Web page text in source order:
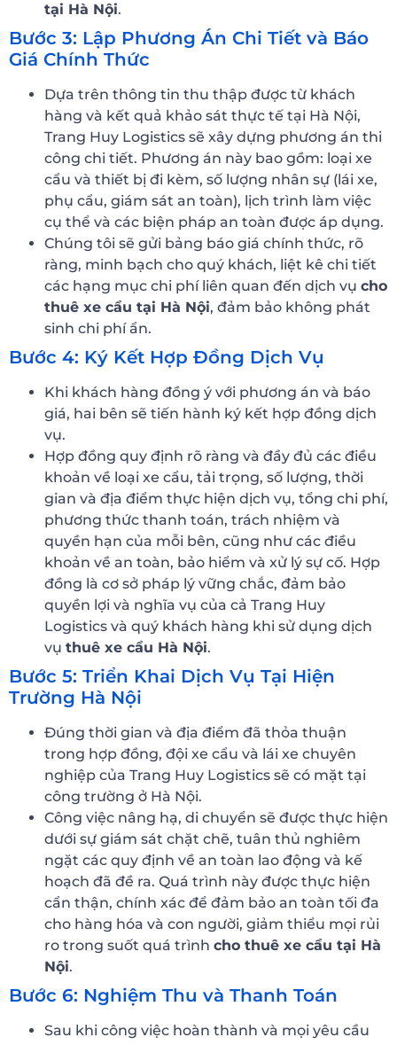
tại Hà Nội.
Bước 3: Lập Phương Án Chi Tiết và Báo
Giá Chính Thức
Dựa trên thông tin thu thập được từ khách
hàng và kết quả khảo sát thực tế tại Hà Nội,
Trang Huy Logistics sẽ xây dựng phương án thi
công chi tiết. Phương án này bao gồm: loại xe
cẩu và thiết bị đi kèm, số lượng nhân sự (lái xe,
phụ cẩu, giám sát an toàn), lịch trình làm việc
cụ thể và các biện pháp an toàn được áp dụng.
Chúng tôi sẽ gửi bảng báo giá chính thức, rõ
ràng, minh bạch cho quý khách, liệt kê chi tiết
các hạng mục chi phí liên quan đến dịch vụ cho
thuê xe cẩu tại Hà Nội, đảm bảo không phát
sinh chi phí ẩn.
Bước 4: Ký Kết Hợp Đồng Dịch Vụ
Khi khách hàng đồng ý với phương án và báo
giá, hai bên sẽ tiến hành ký kết hợp đồng dịch
vụ.
Hợp đồng quy định rõ ràng và đầy đủ các điều
khoản về loại xe cẩu, tải trọng, số lượng, thời
gian và địa điểm thực hiện dịch vụ, tổng chi phí,
phương thức thanh toán, trách nhiệm và
quyền hạn của mỗi bên, cũng như các điều
khoản về an toàn, bảo hiểm và xử lý sự cố. Hợp
đồng là cơ sở pháp lý vững chắc, đảm bảo
quyền lợi và nghĩa vụ của cả Trang Huy
Logistics và quý khách hàng khi sử dụng dịch
vụ thuê xe cẩu Hà Nội.
Bước 5: Triển Khai Dịch Vụ Tại Hiện
Trường Hà Nội
Đúng thời gian và địa điểm đã thỏa thuận
trong hợp đồng, đội xe cẩu và lái xe chuyên
nghiệp của Trang Huy Logistics sẽ có mặt tại
công trường ở Hà Nội.
Công việc nâng hạ, di chuyển sẽ được thực hiện
dưới sự giám sát chặt chẽ, tuân thủ nghiêm
ngặt các quy định về an toàn lao động và kế
hoạch đã đề ra. Quá trình này được thực hiện
cẩn thận, chính xác để đảm bảo an toàn tối đa
cho hàng hóa và con người, giảm thiểu mọi rủi
ro trong suốt quá trình cho thuê xe cẩu tại Hà
Nội.
Bước 6: Nghiệm Thu và Thanh Toán
Sau khi công việc hoàn thành và mọi yêu cầu